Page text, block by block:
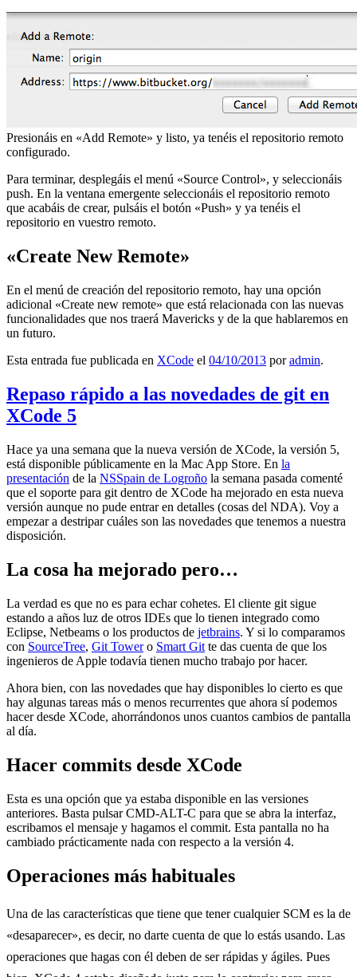
Presionáis en «Add Remote» y listo, ya tenéis el repositorio remoto
configurado.
Para terminar, desplegáis el menú «Source Control», y seleccionáis
push. En la ventana emergente seleccionáis el repositorio remoto
que acabáis de crear, pulsáis el botón «Push» y ya tenéis el
repositorio en vuestro remoto.
«Create New Remote»
En el menú de creación del repositorio remoto, hay una opción
adicional «Create new remote» que está relacionada con las nuevas
funcionalidades que nos traerá Mavericks y de la que hablaremos en
un futuro.
Esta entrada fue publicada en XCode el 04/10/2013 poradmin.
Repaso rápido a las novedades de git en
XCode 5
Hace ya una semana que la nueva versión de XCode, la versión 5,
está disponible públicamente en la Mac App Store. En la
presentación de la NSSpain de Logroño la semana pasada comenté
que el soporte para git dentro de XCode ha mejorado en esta nueva
versión aunque no pude entrar en detalles (cosas del NDA). Voy a
empezar a destripar cuáles son las novedades que tenemos a nuestra
disposición.
La cosa ha mejorado pero…
La verdad es que no es para echar cohetes. El cliente git sigue
estando a años luz de otros IDEs que lo tienen integrado como
Eclipse, Netbeams o los productos de jetbrains. Y si lo comparamos
con SourceTree, Git Towero Smart Git te das cuenta de que los
ingenieros de Apple todavía tienen mucho trabajo por hacer.
Ahora bien, con las novedades que hay disponibles lo cierto es que
hay algunas tareas más o menos recurrentes que ahora sí podemos
hacer desde XCode, ahorrándonos unos cuantos cambios de pantalla
al día.
Hacer commits desde XCode
Esta es una opción que ya estaba disponible en las versiones
anteriores. Basta pulsar CMD-ALT-C para que se abra la interfaz,
escribamos el mensaje y hagamos el commit. Esta pantalla no ha
cambiado prácticamente nada con respecto a la versión 4.
Operaciones más habituales
Una de las características que tiene que tener cualquier SCM es la de
«desaparecer», es decir, no darte cuenta de que lo estás usando. Las
operaciones que hagas con él deben de ser rápidas y ágiles. Pues